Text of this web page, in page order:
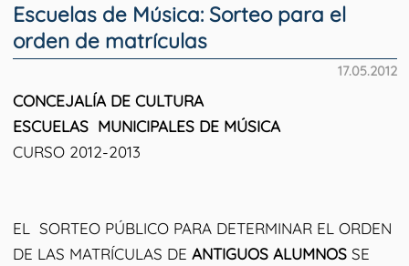
Escuelas de Música: Sorteo para el
orden de matrículas
17.05.2012
CONCEJALÍA DE CULTURA
ESCUELAS MUNICIPALES DE MÚSICA
CURSO 2012-2013
EL SORTEO PÚBLICO PARA DETERMINAR EL ORDEN
DE LAS MATRÍCULAS DE ANTIGUOS ALUMNOSSE